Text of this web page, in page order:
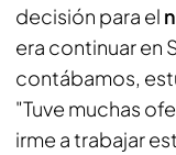
decisión para el
era continuar en
contábamos,
"Tuve muchas
irme a trabajar